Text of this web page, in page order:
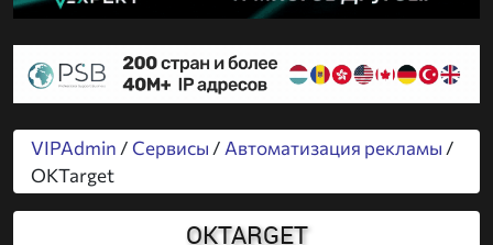
VIPAdmin / Сервисы / Автоматизация рекламы /
OKTarget
OKTARGET